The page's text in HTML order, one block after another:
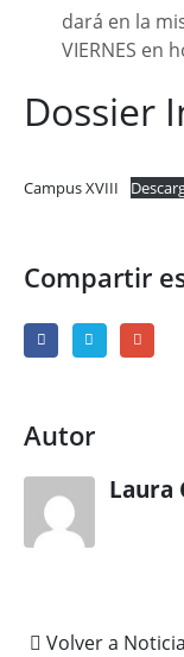
dará en la
VIERNES en
Dossier
Campus XVIII
Compartir
Autor
Laura
Volver a